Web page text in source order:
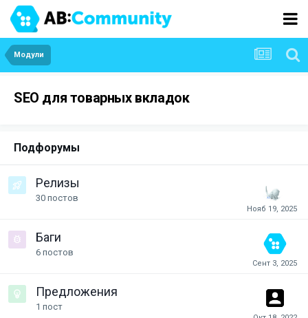
Модули
SEO для товарных вкладок
Подфорумы
Релизы
30 постов
Баги
6 постов
Предложения
1 пост